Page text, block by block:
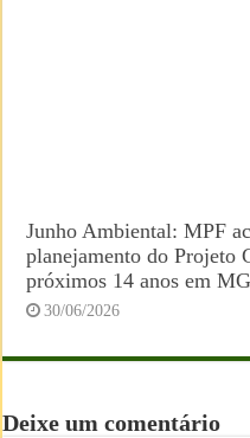
Junho Ambiental: MPF
planejamento do Projeto
próximos 14 anos em MG
30/06/2026
Deixe um comentário